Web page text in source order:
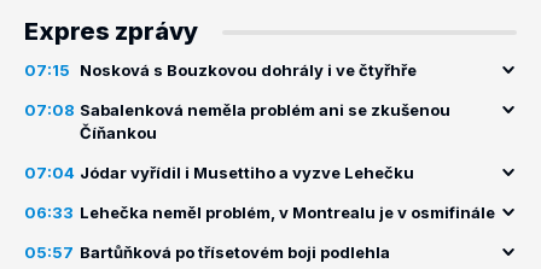
Expres zprávy
07:15 Nosková s Bouzkovou dohrály i ve čtyřhře
07:08 Sabalenková neměla problém ani se zkušenou
Číňankou
07:04 Jódar vyřídil i Musettiho a vyzve Lehečku
06:33 Lehečka neměl problém, v Montrealu je v osmifinále
05:57 Bartůňková po třísetovém boji podlehla